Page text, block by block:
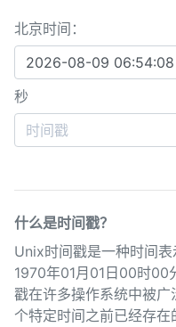
北京时间：
秒
什么是时间戳？
Unix时间戳是一种时间
1970年01月01日00时00
戳在许多操作系统中被
个特定时间之前已经存